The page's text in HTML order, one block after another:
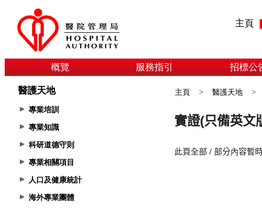
主頁
概覽 服務指引 招標公
醫護天地
專業培訓
專業知識
科研道德守則
專業相關項目
人口及健康統計
海外專業團體
主頁 > 醫護天地 >